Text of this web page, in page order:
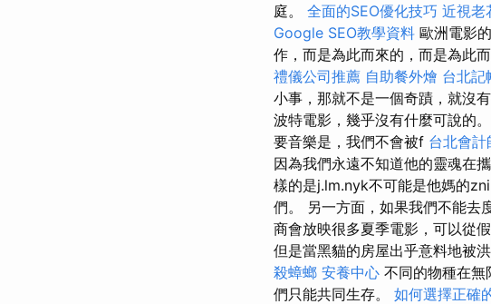
庭。 全面的SEO優化技巧 近視老
Google SEO教學資料 歐洲電影
作，而是為此而來的，而是為此而
禮儀公司推薦 自助餐外燴 台北記
小事，那就不是一個奇蹟，就沒
波特電影，幾乎沒有什麼可說的。
要音樂是，我們不會被f 台北會計
因為我們永遠不知道他的靈魂在
樣的是j.lm.nyk不可能是他媽的zni
們。 另一方面，如果我們不能去
商會放映很多夏季電影，可以從
但是當黑貓的房屋出乎意料地被
殺蟑螂 安養中心 不同的物種在無
們只能共同生存。 如何選擇正確